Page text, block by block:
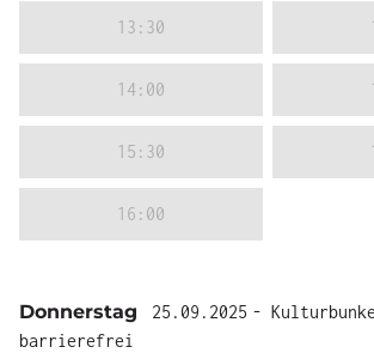
13:30
14:00
15:30
16:00
Donnerstag 25.09.2025 -
barrierefrei